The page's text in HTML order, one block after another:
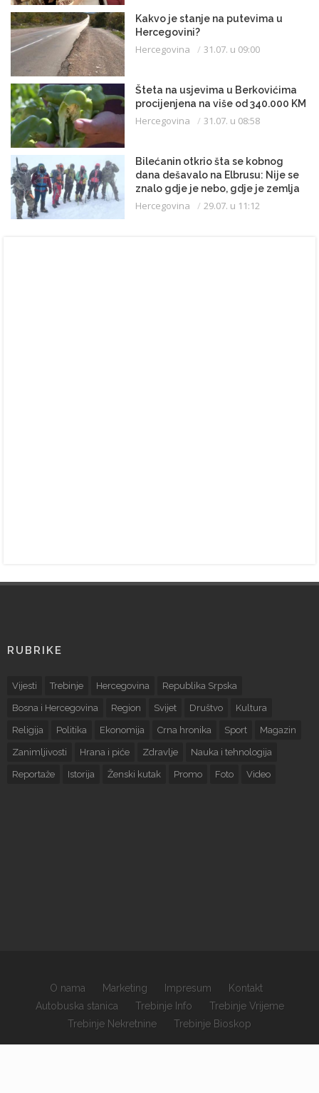
Kakvo je stanje na putevima u
Hercegovini?
Hercegovina 31.07. u 09:00
Šteta na usjevima u Berkovićima
procijenjena na više od 340.000 KM
Hercegovina 31.07. u 08:58
Bilećanin otkrio šta se kobnog
dana dešavalo na Elbrusu: Nije se
znalo gdje je nebo, gdje je zemlja
Hercegovina 29.07. u 11:12
×
RUBRIKE
Vijesti Trebinje Hercegovina Republika Srpska
Bosna i Hercegovina Region Svijet Društvo Kultura
Religija Politika Ekonomija Crna hronika Sport Magazin
Zanimljivosti Hrana i piće Zdravlje Nauka i tehnologija
Reportaže Istorija Ženski kutak Promo Foto Video
O nama Marketing Impresum
Kontakt
Autobuska stanica
Trebinje Info
Trebinje Vrijeme
Trebinje Nekretnine
Trebinje Bioskop